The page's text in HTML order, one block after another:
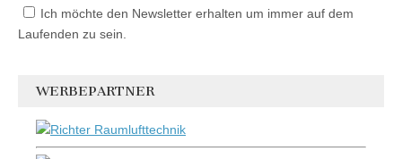
Ich möchte den Newsletter erhalten um immer auf dem
Laufenden zu sein.
WERBEPARTNER